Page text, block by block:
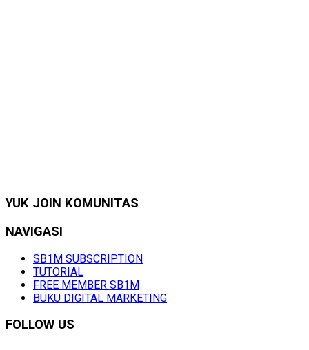
YUK JOIN KOMUNITAS
NAVIGASI
SB1M SUBSCRIPTION
TUTORIAL
FREE MEMBER SB1M
BUKU DIGITAL MARKETING
FOLLOW US